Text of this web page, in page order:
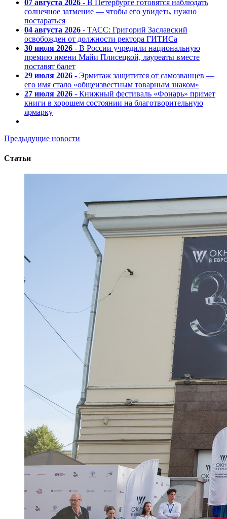
07 августа 2026 - В Петербурге готовятся наблюдать
солнечное затмение — чтобы его увидеть, нужно
постараться
04 августа 2026 - ТАСС: Григорий Заславский
освобожден от должности ректора ГИТИСа
30 июля 2026 - В России учредили национальную
премию имени Майи Плисецкой, лауреаты вместе
поставят балет
29 июля 2026 - Эрмитаж защитится от самозванцев —
его имя стало «общеизвестным товарным знаком»
27 июля 2026 - Книжный фестиваль «Фонарь» примет
книги в хорошем состоянии на благотворительную
ярмарку
Предыдущие новости
Статьи